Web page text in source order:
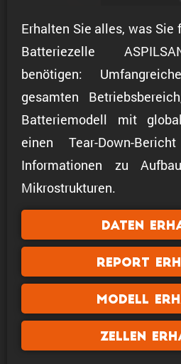
Erhalten Sie alles, was Sie
Batteriezelle
benötigen:
gesamten
Batteriemodell mit
einen Tear-Down-
Informationen zu
Mikrostrukturen.
Daten
Report
Modell
Zellen